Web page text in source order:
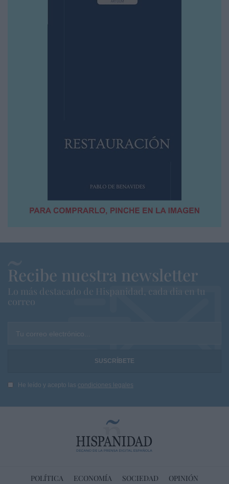
Recibe nuestra newsletter
Lo más destacado de Hispanidad, cada dia en tu
correo
Tu correo electrónico...
He leído y acepto las condiciones legales
POLÍTICA ECONOMÍA SOCIEDAD OPINIÓN